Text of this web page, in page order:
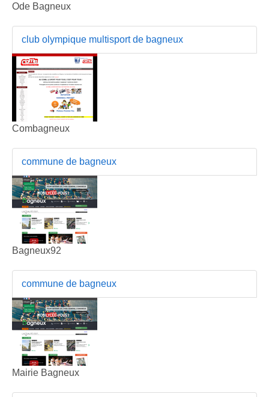
Ode Bagneux
club olympique multisport de bagneux
Combagneux
commune de bagneux
Bagneux92
commune de bagneux
Mairie Bagneux